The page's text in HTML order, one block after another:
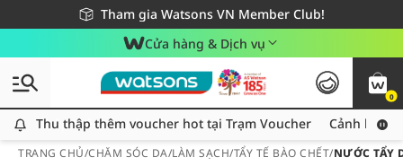
Tham gia Watsons VN Member Club!
Miễn phí giao hàng cho đơn hàng từ 249,000Đ
Giao hàng nhanh 24h - Áp dụng khu vực TP. Hồ Chí Minh
Cửa hàng & Dịch vụ
0
Thu thập thêm voucher hot tại Trạm Voucher
Thu thập thêm voucher hot tại Trạm Voucher Cảnh báo
TRANG CHỦ/CHĂM SÓC DA/LÀM SẠCH/TẨY TẾ BÀO CHẾT/NƯỚC TẨY